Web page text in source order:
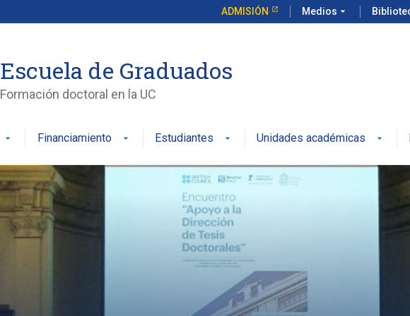
ADMISIÓN Medios arrow_drop_down
Escuela de Graduados
Formación doctoral en la UC
Financiamiento Estudiantes Unidades académicas